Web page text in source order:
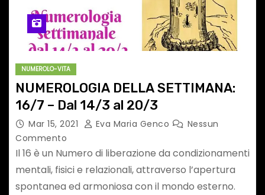
NUMEROLO-VITA
NUMEROLOGIA DELLA SETTIMANA:
16/7 – Dal 14/3 al 20/3
Mar 15, 2021 Eva Maria Genco
Nessun
Commento
Il 16 è un Numero di liberazione da condizionamenti
mentali, fisici e relazionali, attraverso l’apertura
spontanea ed armoniosa con il mondo esterno.